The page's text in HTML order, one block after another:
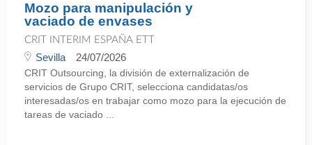
Mozo para manipulación y
vaciado de envases
CRIT INTERIM ESPAÑA ETT
Sevilla 24/07/2026
CRIT Outsourcing, la división de externalización de
servicios de Grupo CRIT, selecciona candidatas/os
interesadas/os en trabajar como mozo para la ejecución de
tareas de vaciado ...